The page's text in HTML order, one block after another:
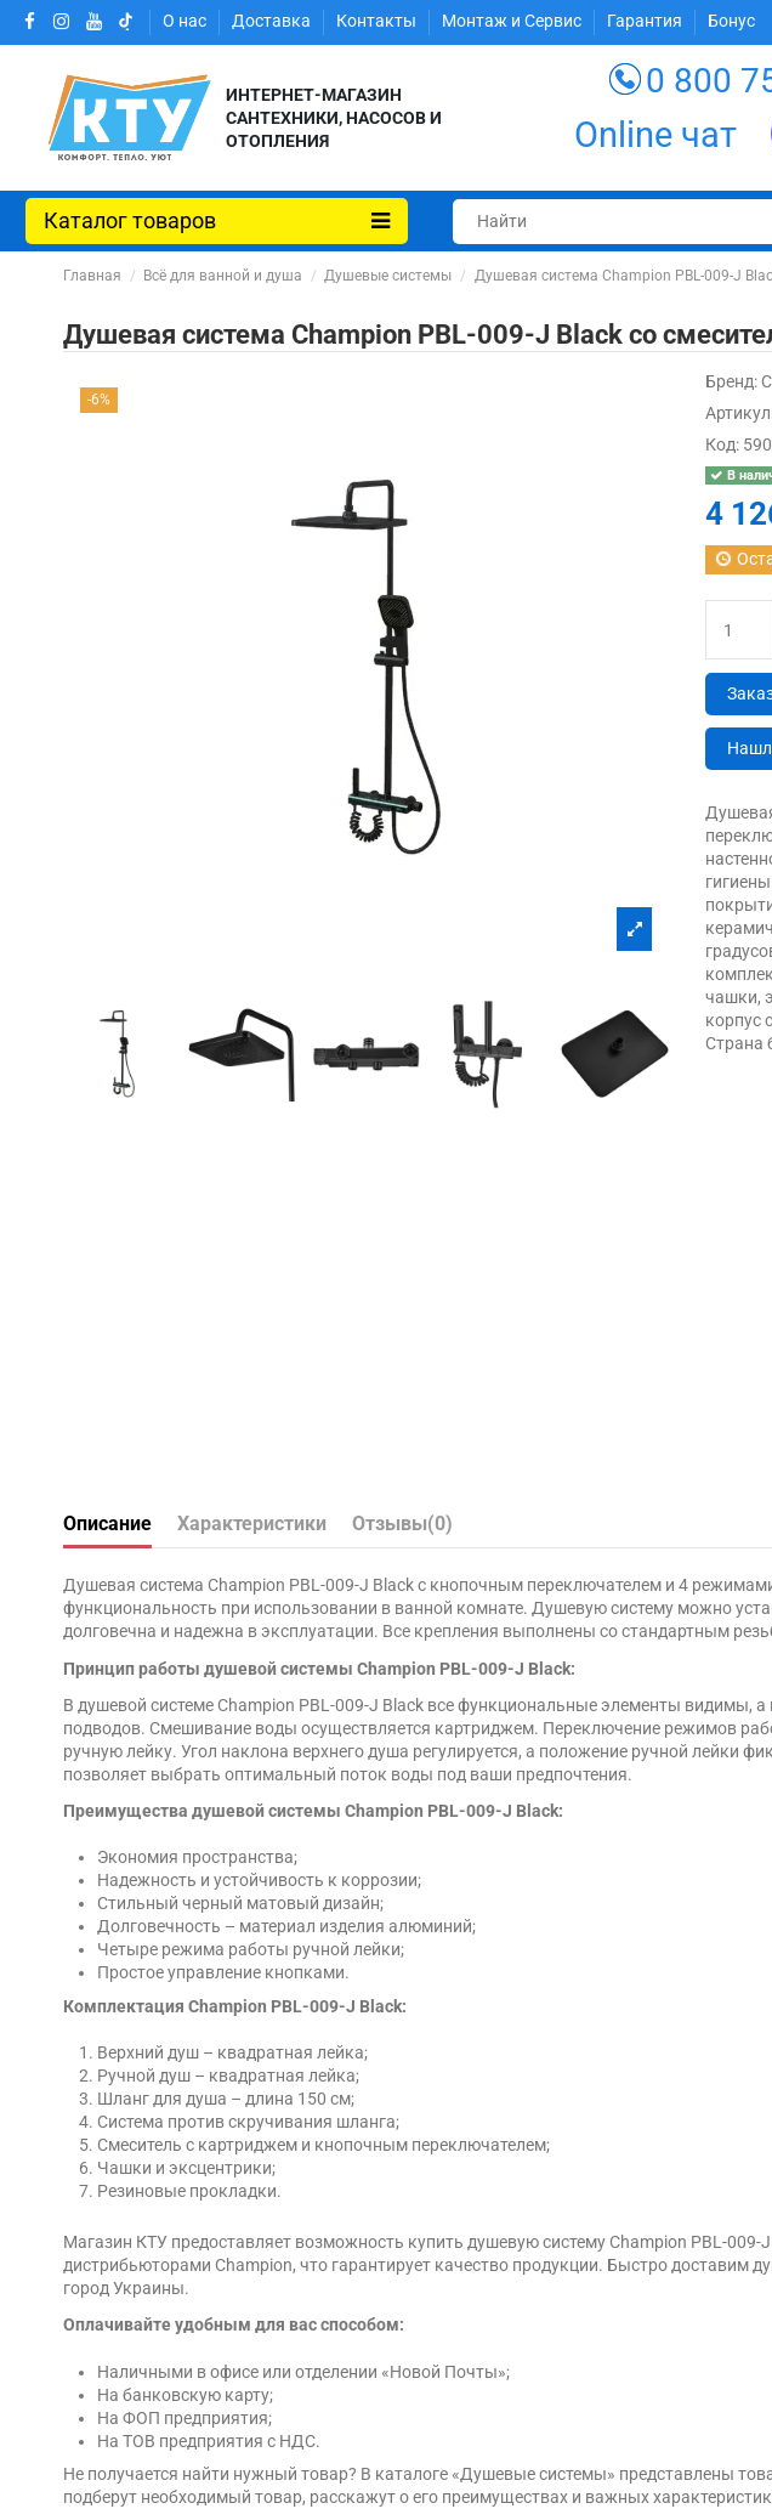
О нас Доставка Контакты Монтаж и Сервис Гарантия Бонус
ИНТЕРНЕТ-МАГАЗИН
САНТЕХНИКИ, НАСОСОВ И
ОТОПЛЕНИЯ
0 800
Online чат
Каталог товаров
Главная Всё для ванной и душа Душевые системы Душевая система Champion PBL-009-J
Душевая система Champion PBL-009-J Black со
-6%
Бренд:
Код:
В
4
чашки,
корпус
Страна
Описание Характеристики Отзывы(0)
Душевая система Champion PBL-009-J Black с кнопочным переключателем и 4
функциональность при использовании в ванной комнате. Душевую систему можно
долговечна и надежна в эксплуатации. Все крепления выполнены со стандартным
Принцип работы душевой системы Champion PBL-009-J Black:
В душевой системе Champion PBL-009-J Black все функциональные элементы
подводов. Смешивание воды осуществляется картриджем. Переключение режимов
ручную лейку. Угол наклона верхнего душа регулируется, а положение ручной лейки
позволяет выбрать оптимальный поток воды под ваши предпочтения.
Преимущества душевой системы Champion PBL-009-J Black:
Экономия пространства;
Надежность и устойчивость к коррозии;
Стильный черный матовый дизайн;
Долговечность – материал изделия алюминий;
Четыре режима работы ручной лейки;
Простое управление кнопками.
Комплектация Champion PBL-009-J Black:
Верхний душ – квадратная лейка;
Ручной душ – квадратная лейка;
Шланг для душа – длина 150 см;
Система против скручивания шланга;
Смеситель с картриджем и кнопочным переключателем;
Чашки и эксцентрики;
Резиновые прокладки.
Магазин КТУ предоставляет возможность купить душевую систему Champion PBL-
дистрибьюторами Champion, что гарантирует качество продукции. Быстро доставим
город Украины.
Оплачивайте удобным для вас способом:
Наличными в офисе или отделении «Новой Почты»;
На банковскую карту;
На ФОП предприятия;
На ТОВ предприятия с НДС.
Не получается найти нужный товар? В каталоге «Душевые системы» представлены
подберут необходимый товар, расскажут о его преимуществах и важных